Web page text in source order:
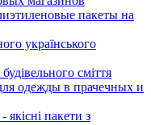
пакеты на
українського
сміття
одежды в прачечных и
пакети з